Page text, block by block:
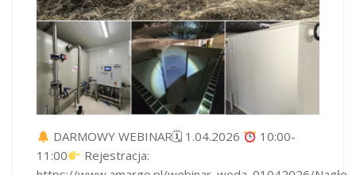
DARMOWY WEBINAR🗓 1.04.2026
10:00-
11:00
Rejestracja: